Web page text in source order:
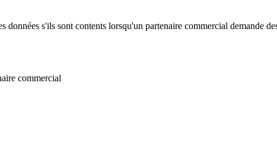
s'ils sont contents lorsqu'un partenaire commercial demande
commercial